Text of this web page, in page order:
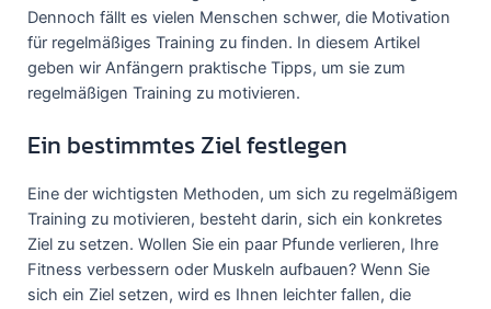
Dennoch fällt es vielen Menschen schwer, die Motivation
für regelmäßiges Training zu finden. In diesem Artikel
geben wir Anfängern praktische Tipps, um sie zum
regelmäßigen Training zu motivieren.
Ein bestimmtes Ziel festlegen
Eine der wichtigsten Methoden, um sich zu regelmäßigem
Training zu motivieren, besteht darin, sich ein konkretes
Ziel zu setzen. Wollen Sie ein paar Pfunde verlieren, Ihre
Fitness verbessern oder Muskeln aufbauen? Wenn Sie
sich ein Ziel setzen, wird es Ihnen leichter fallen, die